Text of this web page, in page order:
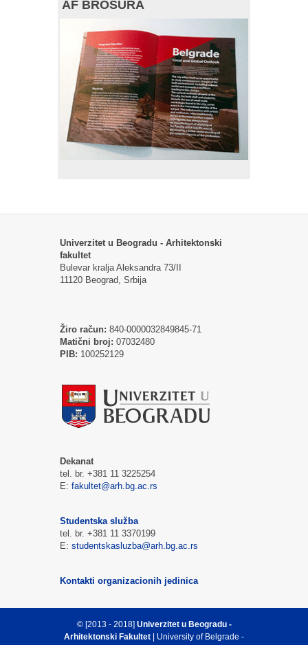
AF BROŠURA
Univerzitet u Beogradu - Arhitektonski
fakultet
Bulevar kralja Aleksandra 73/II
11120 Beograd, Srbija
Žiro račun: 840-0000032849845-71
Matični broj: 07032480
PIB: 100252129
Dekanat
tel. br. +381 11 3225254
E: fakultet@arh.bg.ac.rs
Studentska služba
tel. br. +381 11 3370199
E: studentskasluzba@arh.bg.ac.rs
Kontakti organizacionih jedinica
© [2013 - 2018] Univerzitet u Beogradu -
Arhitektonski Fakultet | University of Belgrade -